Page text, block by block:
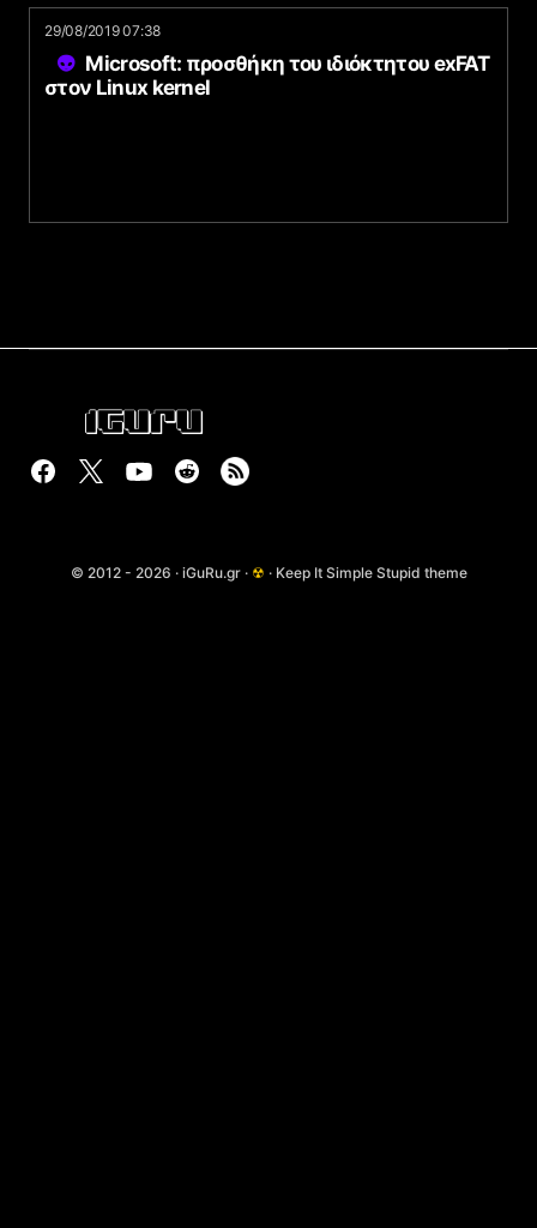
29/08/2019 07:38
Microsoft: προσθήκη του ιδιόκτητου exFAT
στον Linux kernel
© 2012 - 2026 · iGuRu.gr · ☢ · Keep It Simple Stupid theme